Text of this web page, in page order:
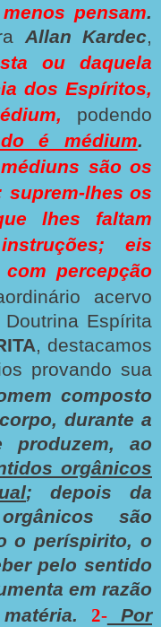
pensam.
Allan Kardec,
ou daquela
dos Espíritos,
podendo
é médium.
são os
suprem-lhes os
lhes faltam
eis
percepção
acervo
Espírita
, destacamos
provando sua
composto
durante a
produzem, ao
orgânicos
; depois da
são
o períspirito, o
pelo sentido
em razão
2-Por